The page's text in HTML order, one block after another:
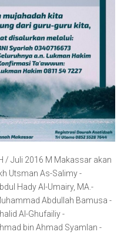
/ Juli 2016 M Makassar akan
Utsman As-Salimy -
Hady Al-Umairy, MA.-
Abdullah Bamusa -
Al-Ghufailiy -
bin Ahmad Syamlan -